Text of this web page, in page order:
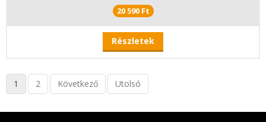
20 590 Ft
Részletek
1 2 Következő Utolsó